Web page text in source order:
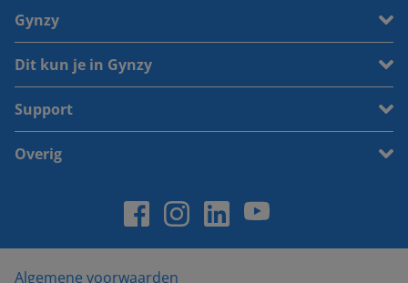
Gynzy
Dit kun je in Gynzy
Support
Overig
Algemene voorwaarden